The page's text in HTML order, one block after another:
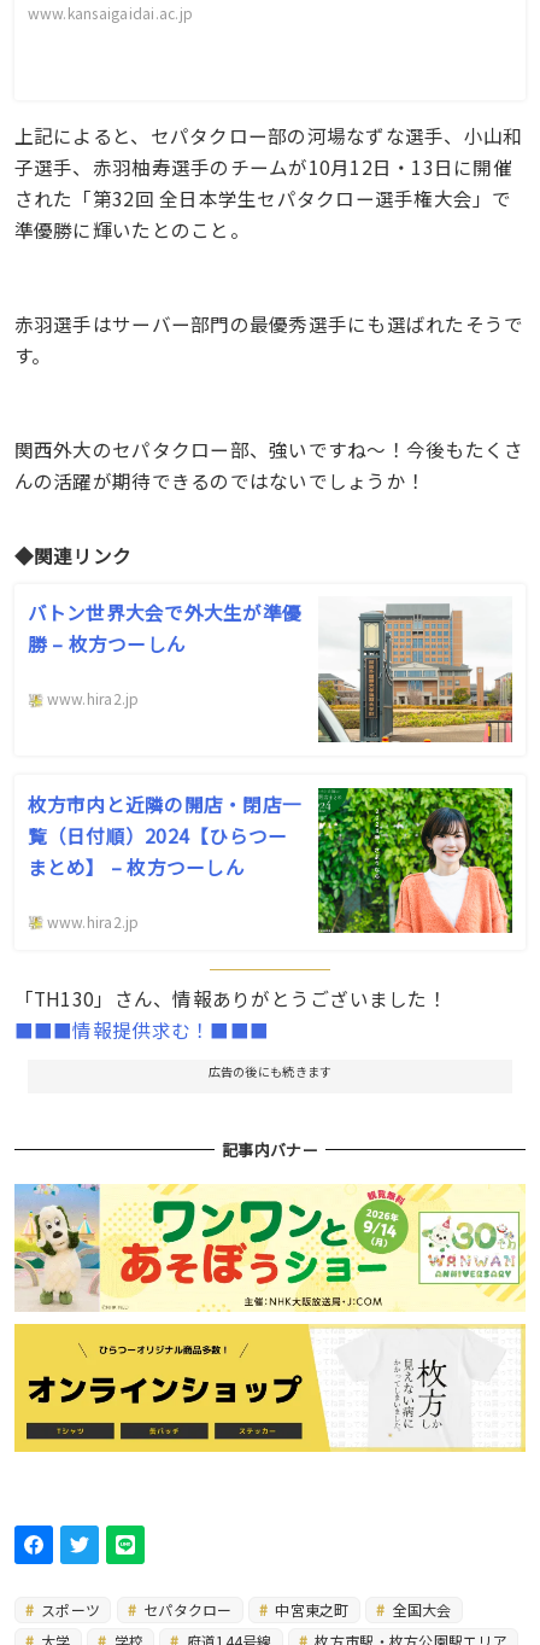
www.kansaigaidai.ac.jp
上記によると、セパタクロー部の河場なずな選手、小山和
子選手、赤羽柚寿選手のチームが10月12日・13日に開催
された「第32回 全日本学生セパタクロー選手権大会」で
準優勝に輝いたとのこと。
赤羽選手はサーバー部門の最優秀選手にも選ばれたそうで
す。
関西外大のセパタクロー部、強いですね〜！今後もたくさ
んの活躍が期待できるのではないでしょうか！
◆関連リンク
バトン世界大会で外大生が準優
勝 – 枚方つーしん
www.hira2.jp
枚方市内と近隣の開店・閉店一
覧（日付順）2024【ひらつー
まとめ】 – 枚方つーしん
www.hira2.jp
「TH130」さん、情報ありがとうございました！
■■■情報提供求む！■■■
広告の後にも続きます
記事内バナー
スポーツ セパタクロー 中宮東之町
全国大会
大学
学校 府道144号線 枚方市駅・枚方公園駅エリア